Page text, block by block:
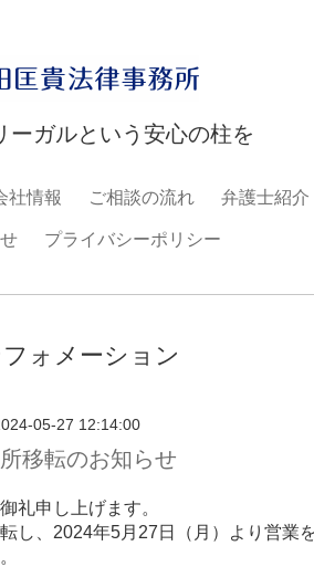
ーガルという安心の柱を
社情報 ご相談の流れ 弁護士紹介
プライバシーポリシー
ォメーション
05-27 12:14:00
移転のお知らせ
礼申し上げます。
し、2024年5月27日（月）より営業